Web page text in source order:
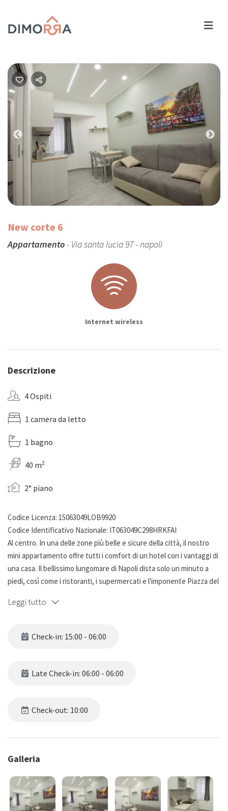
Previous
New corte 6
Appartamento- Via santa lucia 97 - napoli
Internet wireless
Descrizione
4 Ospiti
1 camera da letto
1 bagno
40 m2
2° piano
Codice Licenza: 15063049LOB9920
Codice Identificativo Nazionale: IT063049C298HRKFAI
Al centro. In una delle zone più belle e sicure della città, il nostro
mini appartamento offre tutti i comfort di un hotel con i vantaggi di
una casa. Il bellissimo lungomare di Napoli dista solo un minuto a
piedi, così come i ristoranti, i supermercati e l'imponente Piazza del
schermo piatto, aria condizionata calda / fredda, angolo cottura
Luminoso e funzionale
Leggi tutto
Check-in: 15:00 - 06:00
Late Check-in: 06:00 - 06:00
Check-out: 10:00
Galleria